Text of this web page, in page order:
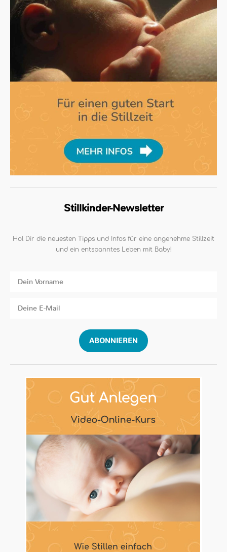
Stillkinder-Newsletter
Hol Dir die neuesten Tipps und Infos für eine angenehme Stillzeit
und ein entspanntes Leben mit Baby!
ABONNIEREN